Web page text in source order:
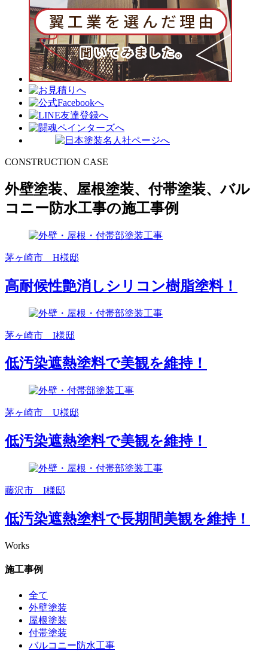
CONSTRUCTION CASE
外壁塗装、屋根塗装、付帯塗装、バル
コニー防水工事の施工事例
茅ヶ崎市 H様邸
高耐候性艶消しシリコン樹脂塗料！
茅ヶ崎市 I様邸
低汚染遮熱塗料で美観を維持！
茅ヶ崎市 U様邸
低汚染遮熱塗料で美観を維持！
藤沢市 I様邸
低汚染遮熱塗料で長期間美観を維持！
Works
施工事例
全て
外壁塗装
屋根塗装
付帯塗装
バルコニー防水工事